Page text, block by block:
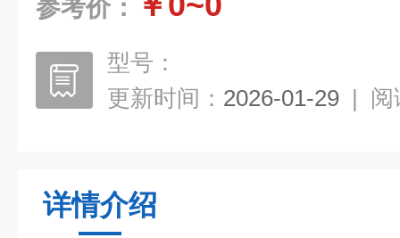
参考价：
型号：
更新时间： 2026-01-29 | 阅
详情介绍